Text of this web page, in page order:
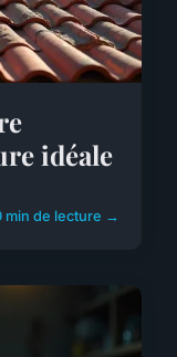
idéale
min de lecture →